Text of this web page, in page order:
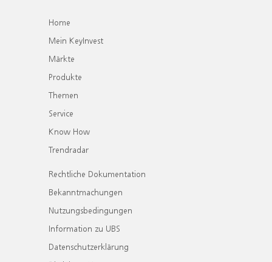
Home
Mein KeyInvest
Märkte
Produkte
Themen
Service
Know How
Trendradar
Rechtliche Dokumentation
Bekanntmachungen
Nutzungsbedingungen
Information zu UBS
Datenschutzerklärung